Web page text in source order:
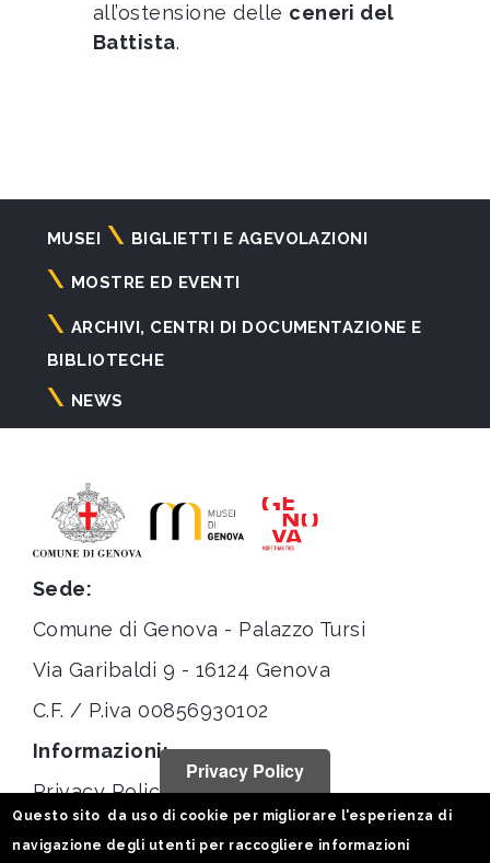
all’ostensione delle ceneri del
Battista.
Navigazione
principale
MUSEI BIGLIETTI E AGEVOLAZIONI
MOSTRE ED EVENTI
ARCHIVI, CENTRI DI DOCUMENTAZIONE E
BIBLIOTECHE
NEWS
Sede:
Comune di Genova - Palazzo Tursi
Via Garibaldi 9 - 16124 Genova
C.F. / P.iva 00856930102
Informazioni:
Privacy Policy
Privacy Policy
Questo sito da uso di cookie per migliorare l'esperienza di
navigazione degli utenti per raccogliere informazioni